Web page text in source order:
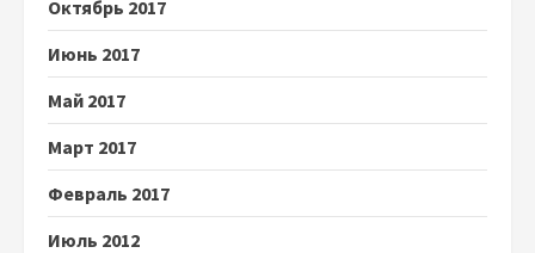
Октябрь 2017
Июнь 2017
Май 2017
Март 2017
Февраль 2017
Июль 2012